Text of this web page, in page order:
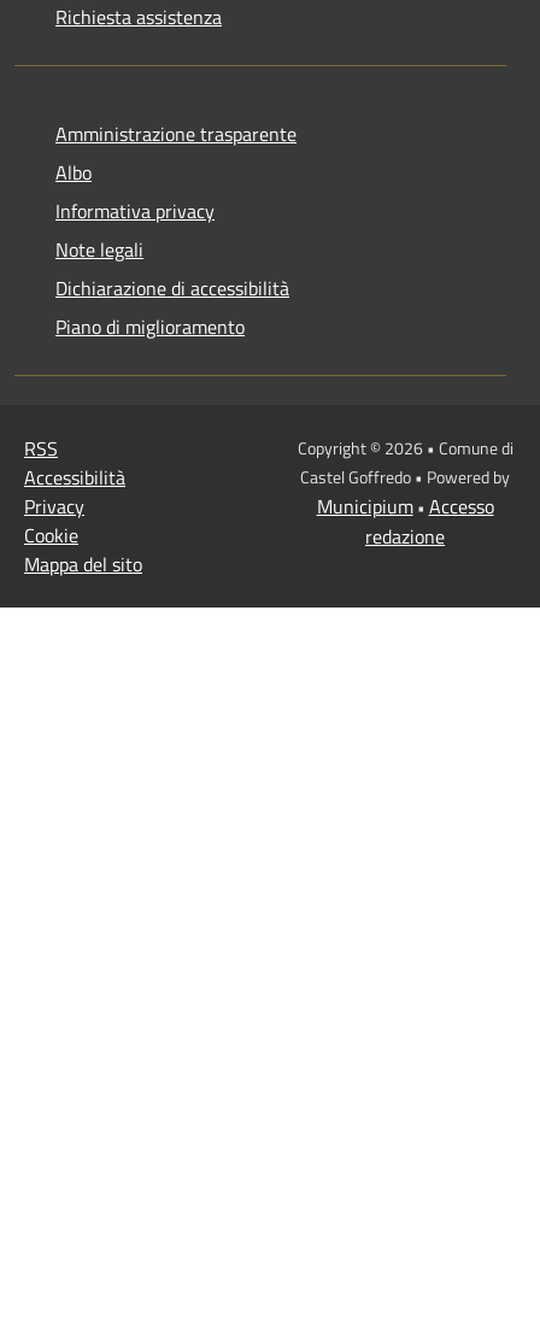
Richiesta assistenza
Amministrazione trasparente
Albo
Informativa privacy
Note legali
Dichiarazione di accessibilità
Piano di miglioramento
RSS
Accessibilità
Privacy
Cookie
Mappa del sito
Copyright © 2026 • Comune di
Castel Goffredo • Powered by
Municipium• Accesso
redazione